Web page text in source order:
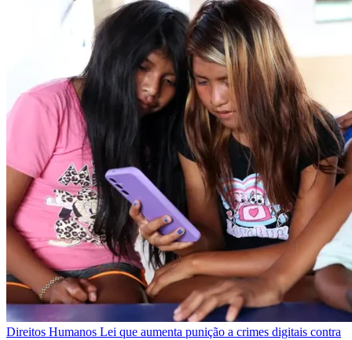
Direitos Humanos Lei que aumenta punição a crimes digitais contra